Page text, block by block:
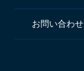
お問い合わせ